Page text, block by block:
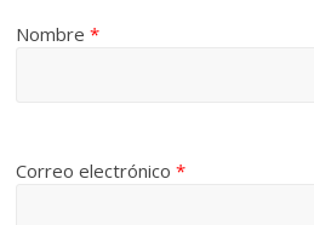
Nombre*
Correo electrónico*